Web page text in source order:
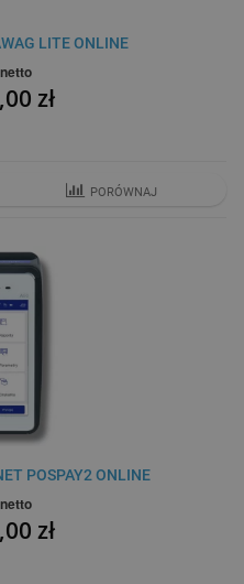
LITE ONLINE
zł
PORÓWNAJ
POSPAY2 ONLINE
zł